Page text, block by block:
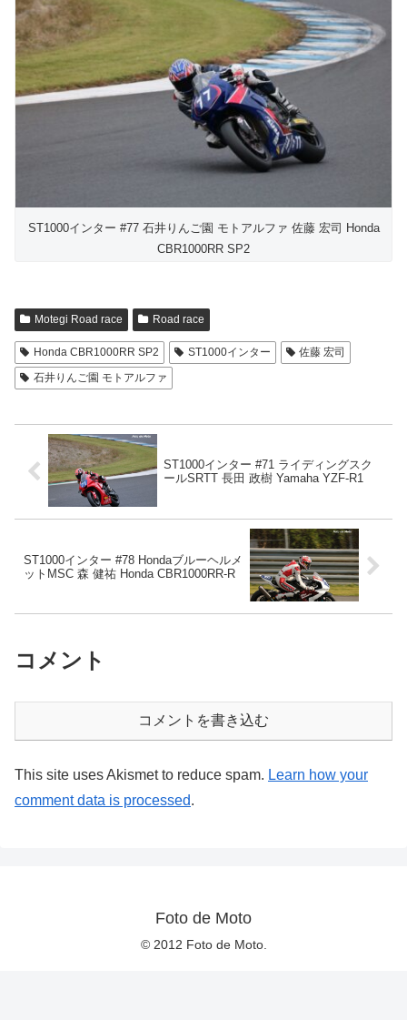
ST1000インター #77 石井りんご園 モトアルファ 佐藤 宏司 Honda
CBR1000RR SP2
Motegi Road race Road race
Honda CBR1000RR SP2 ST1000インター
佐藤 宏司
石井りんご園 モトアルファ
ST1000インター #71 ライディングスク
ールSRTT 長田 政樹 Yamaha YZF-R1
ST1000インター #78 Hondaブルーヘルメ
ットMSC 森 健祐 Honda CBR1000RR-R
コメント
コメントを書き込む
This site uses Akismet to reduce spam. Learn how your
comment data is processed.
Foto de Moto
© 2012 Foto de Moto.